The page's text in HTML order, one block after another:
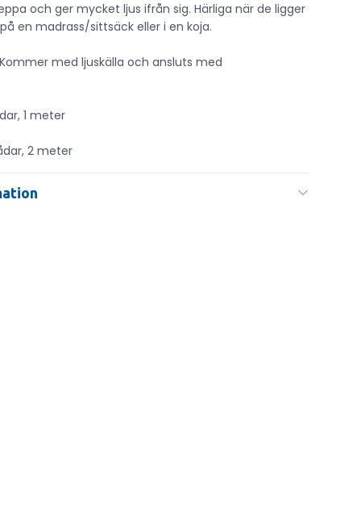
och ger mycket ljus ifrån sig. Härliga när de ligger
en madrass/sittsäck eller i en koja.
med ljuskälla och ansluts med
1 meter
2 meter